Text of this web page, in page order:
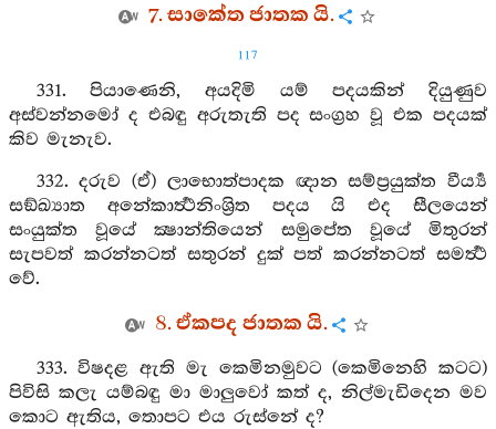
7. සාකේත ජාතක යි.
117
331. පියාණෙනි, අයදිමි යම් පදයකින් දියුණුව
අස්වන්නමෝ ද එබඳු අරුතැති පද සංග්‍රහ වූ එක පදයක්
කිව මැනැව.
332. දරුව (ඒ) ලාභොත්පාදක ඥාන සම්ප්‍රයුක්ත වීර්‍ය්‍ය
සඞ්ඛ්‍යාත අනේකාර්‍ත්‍ථනිංශ්‍රිත පදය යි එද සීලයෙන්
සංයුක්ත වූයේ ක්‍ෂාන්තියෙන් සමුපේත වූයේ මිතුරන්
සැපවත් කරන්නටත් සතුරන් දුක් පත් කරන්නටත් සමර්‍ත්‍ථ
වේ.
8. ඒකපද ජාතක යි.
333. විෂදළ ඇති මැ කෙමිනමුවට (කෙමිනෙහි කටට)
පිවිසි කලැ යම්බඳු මා මාලුවෝ කත් ද, නිල්මැඩිදෙන මව
කොට ඇතිය, තොපට එය රුස්නේ ද?